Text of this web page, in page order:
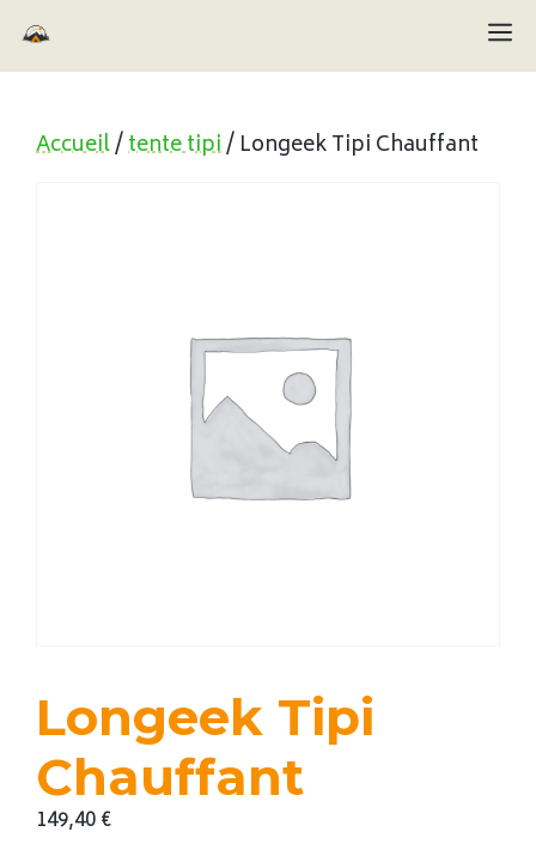
au
contenu
Accueil/tente tipi/ Longeek Tipi Chauffant
Longeek Tipi
Chauffant
149,40€